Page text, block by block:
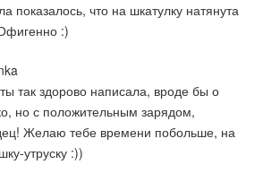
показалось, что на шкатулку натянута
:)
так здорово написала, вроде бы о
но с положительным зарядом,
Желаю тебе времени побольше, на
утруску :))